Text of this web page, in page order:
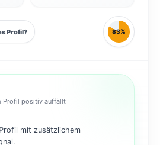
Profil? 83%
Profil positiv auffällt
mit zusätzlichem